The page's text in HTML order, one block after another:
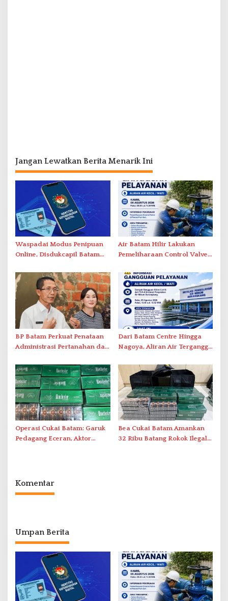
Jangan Lewatkan Berita Menarik Ini
Waspadai Modus Penipuan
Online, Disdukcapil Batam
Tatap Muka
Air Batam Hilir Lakukan
Pemeliharaan Control Valve,
BP Batam Perkuat Penataan
Administrasi Pertanahan dan
Dari Batam Centre Hingga
Nagoya, Aliran Air Terganggu
Duriangkang
Operasi Cukai Batam: Garuk
Pedagang Eceran, Aktor
Bea Cukai Batam Amankan
32 Ribu Batang Rokok Ilegal
Komentar
Umpan Berita